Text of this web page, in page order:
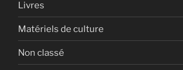
Livres
Matériels de culture
Non classé